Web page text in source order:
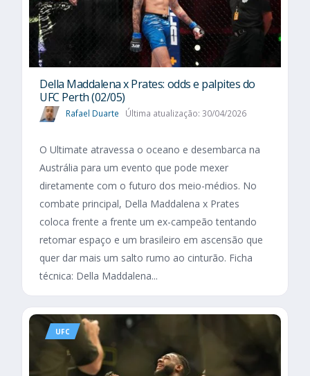
Della Maddalena x Prates: odds e palpites do
UFC Perth (02/05)
Rafael Duarte Última atualização: 30/04/2026
O Ultimate atravessa o oceano e desembarca na
Austrália para um evento que pode mexer
diretamente com o futuro dos meio-médios. No
combate principal, Della Maddalena x Prates
coloca frente a frente um ex-campeão tentando
retomar espaço e um brasileiro em ascensão que
quer dar mais um salto rumo ao cinturão. Ficha
técnica: Della Maddalena...
UFC